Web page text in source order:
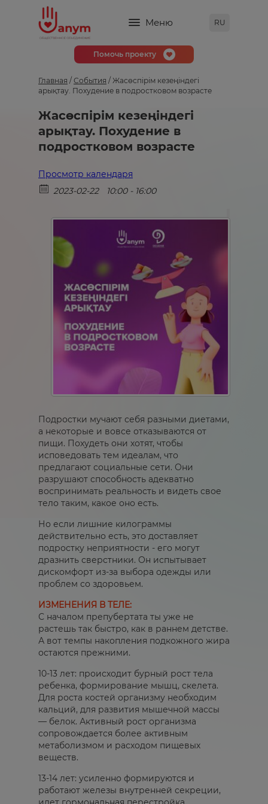
Меню RU
Помочь проекту
Главная / События / Жасөспірім кезеңіндегі
арықтау. Похудение в подростковом возрасте
Жасөспірім кезеңіндегі
арықтау. Похудение в
подростковом возрасте
Просмотр календаря
2023-02-22
10:00 - 16:00
Подростки мучают себя разными диетами,
а некоторые и вовсе отказываются от
пищи. Похудеть они хотят, чтобы
исповедовать тем идеалам, что
предлагают социальные сети. Они
разрушают способность адекватно
воспринимать реальность и видеть свое
тело таким, какое оно есть.
Но если лишние килограммы
действительно есть, это доставляет
подростку неприятности - его могут
дразнить сверстники. Он испытывает
дискомфорт из-за выбора одежды или
проблем со здоровьем.
ИЗМЕНЕНИЯ В ТЕЛЕ:
С началом препубертата ты уже не
растешь так быстро, как в раннем детстве.
А вот темпы накопления подкожного жира
остаются прежними.
10-13 лет: происходит бурный рост тела
ребенка, формирование мышц, скелета.
Для роста костей организму необходим
кальций, для развития мышечной массы
— белок. Активный рост организма
сопровождается более активным
метаболизмом и расходом пищевых
веществ.
13-14 лет: усиленно формируются и
работают железы внутренней секреции,